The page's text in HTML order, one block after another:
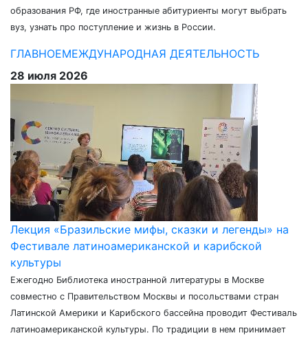
образования РФ, где иностранные абитуриенты могут выбрать
вуз, узнать про поступление и жизнь в России.
ГЛАВНОЕМЕЖДУНАРОДНАЯ ДЕЯТЕЛЬНОСТЬ
28 июля 2026
Лекция «Бразильские мифы, сказки и легенды» на
Фестивале латиноамериканской и карибской
культуры
Ежегодно Библиотека иностранной литературы в Москве
совместно с Правительством Москвы и посольствами стран
Латинской Америки и Карибского бассейна проводит Фестиваль
латиноамериканской культуры. По традиции в нем принимает